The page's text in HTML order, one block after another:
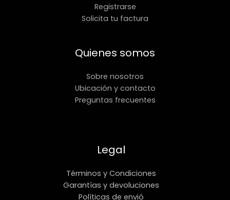
Registrarse
Solicita tu factura
Quienes somos
Sobre nosotros
Ubicación y contacto
Preguntas frecuentes
Legal
Términos y Condiciones
Garantías y devoluciones
Políticas de envió